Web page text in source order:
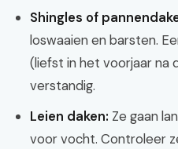
Shingles of
loswaaien en barsten.
(liefst in het voorjaar na
verstandig.
Leien daken: Ze gaan
voor vocht. Controleer